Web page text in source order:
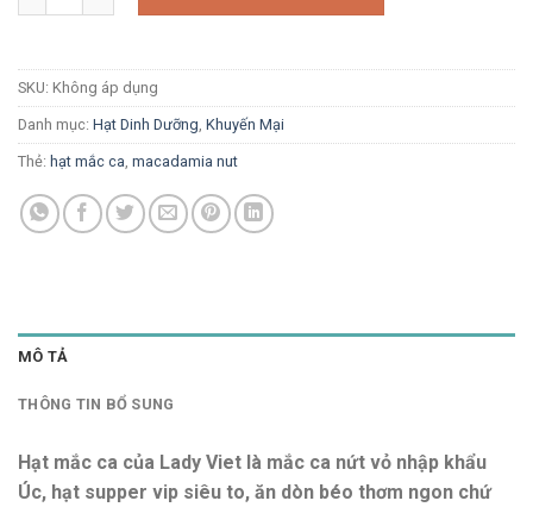
SKU: Không áp dụng
Danh mục: Hạt Dinh Dưỡng Khuyến Mại
Thẻ: hạt mắc ca macadamia nut
MÔ TẢ
THÔNG TIN BỔ SUNG
Hạt mắc ca của Lady Viet là mắc ca nứt vỏ nhập khẩu
Úc, hạt supper vip siêu to, ăn dòn béo thơm ngon chứ